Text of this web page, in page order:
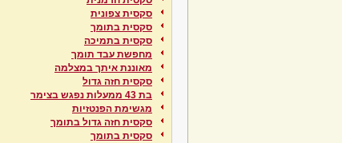
סקסית צפונית
סקסית בתומך
סקסית בתמיכה
מחפשת עבד תומך
מאוננת איתך במצלמה
סקסית חזה גדול
בת 43 ממעלות נפגש בצימר
מגשימת הפנטזיות
סקסית חזה גדול בתומך
סקסית בתומך